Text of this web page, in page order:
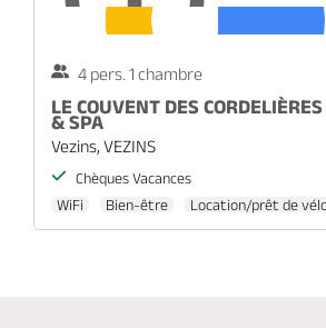
4 pers. 1 chambre
LE COUVENT DES
& SPA
Vezins, VEZINS
Chèques Vacances
WiFi
Bien-être Location/prêt de